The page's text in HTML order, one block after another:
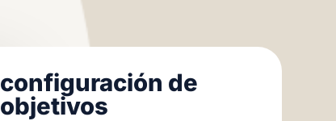
configuración de
objetivos